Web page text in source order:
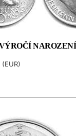
VÝROČÍ
(EUR)